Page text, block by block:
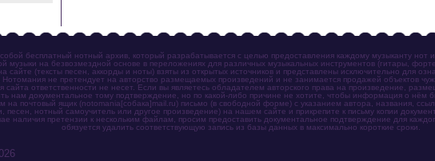
бесплатный нотный архив, который разрабатывается с целью предоставления каждому музыканту нот
музыки на безвозмездной основе в переложениях для различных музыкальных инструментов (гитары,
сайте (тексты песен, аккорды и ноты) взяты из открытых источников и представлены исключительно для
не претендует на авторство размещаемых произведений и не занимается продажей объектов
сайта ответственности не несет. Если вы являетесь обладателем авторского права на произведение,
нам документальное тому подтверждение, но по какой-либо причине не хотите, чтобы информация о нём
почтовый ящик (notomania[собака]mail.ru) письмо (в свободной форме) с указанием автора, названия,
песен, нотный самоучитель или другое произведение) на нашем сайте и прикрепите к письму копии
наличия претензии к нескольким файлам, просим предоставить документальное подтверждение для
обязуется удалить соответствующую запись из базы данных в максимально короткие сроки.